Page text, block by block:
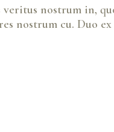
nostrum in,
nostrum cu. Duo